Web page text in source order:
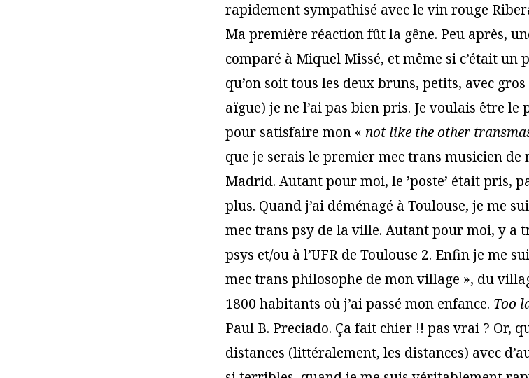
rapidement sympathisé avec le vin rouge
Ma première réaction fût la gêne. Peu après,
comparé à Miquel Missé, et même si c’était
qu’on soit tous les deux bruns, petits, avec
aïgue) je ne l’ai pas bien pris. Je voulais être le
pour satisfaire mon « not like the other
que je serais le premier mec trans musicien de
Madrid. Autant pour moi, le ’poste’ était pris,
plus. Quand j’ai déménagé à Toulouse, je me
mec trans psy de la ville. Autant pour moi, y a
psys et/ou à l’UFR de Toulouse 2. Enfin je me
mec trans philosophe de mon village », du
1800 habitants où j’ai passé mon enfance. Too
Paul B. Preciado. Ça fait chier !! pas vrai ? Or,
distances (littéralement, les distances) avec